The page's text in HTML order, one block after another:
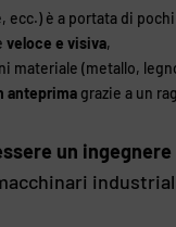
ecc.) è a portata di
veloce e visiva,
materiale (metallo,
anteprimagrazie a un
un